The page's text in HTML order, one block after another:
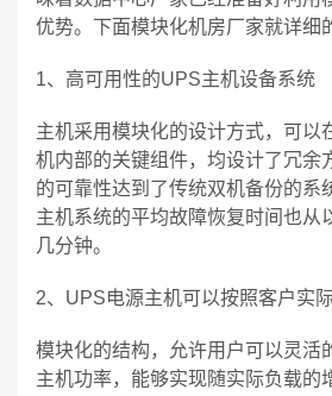
优势。下面模块化机房厂家就详细
1、高可用性的UPS主机设备系统
主机采用模块化的设计方式，可以
机内部的关键组件，均设计了冗余
的可靠性达到了传统双机备份的系
主机系统的平均故障恢复时间也从
几分钟。
2、UPS电源主机可以按照客户实
模块化的结构，允许用户可以灵活
主机功率，能够实现随实际负载的